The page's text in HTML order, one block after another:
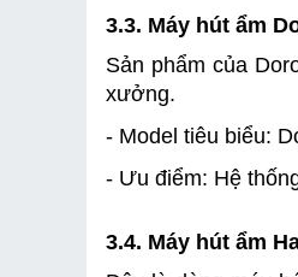
3.3. Máy hút ẩm
Sản phẩm của
xưởng.
- Model tiêu biểu:
- Ưu điểm: Hệ
3.4. Máy hút ẩm